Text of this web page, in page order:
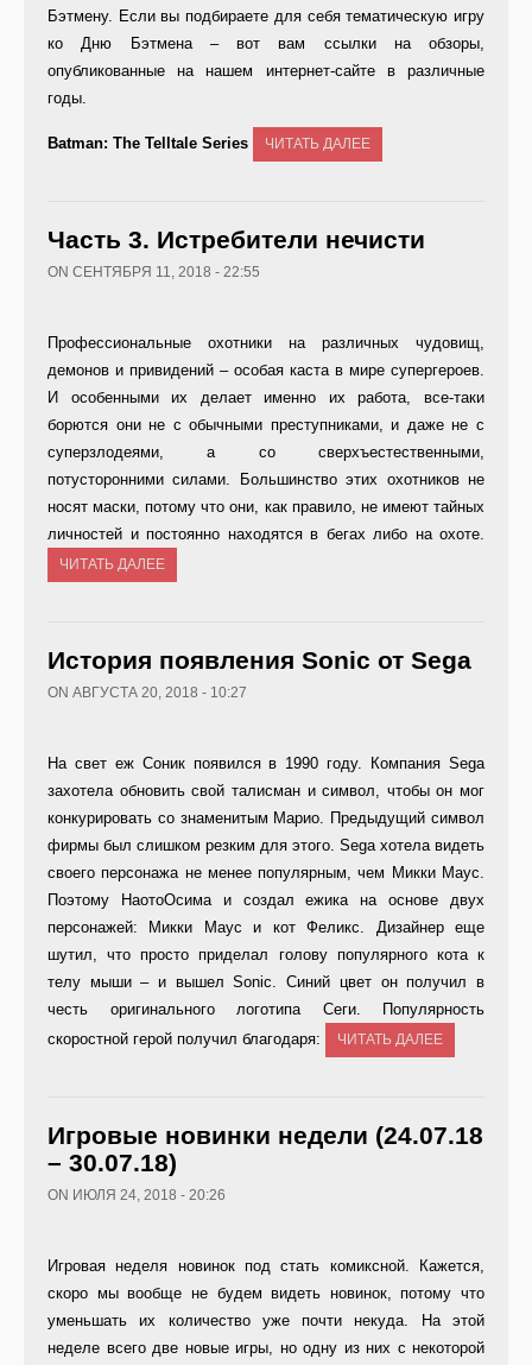
Бэтмену. Если вы подбираете для себя тематическую игру
ко Дню Бэтмена – вот вам ссылки на обзоры,
опубликованные на нашем интернет-сайте в различные
годы.
Batman: The Telltale Series ЧИТАТЬ ДАЛЕЕ
Часть 3. Истребители нечисти
ON СЕНТЯБРЯ 11, 2018 - 22:55
Профессиональные охотники на различных чудовищ,
демонов и привидений – особая каста в мире супергероев.
И особенными их делает именно их работа, все-таки
борются они не с обычными преступниками, и даже не с
суперзлодеями, а со сверхъестественными,
потусторонними силами. Большинство этих охотников не
носят маски, потому что они, как правило, не имеют тайных
личностей и постоянно находятся в бегах либо на охоте.
ЧИТАТЬ ДАЛЕЕ
История появления Sonic от Sega
ON АВГУСТА 20, 2018 - 10:27
На свет еж Соник появился в 1990 году. Компания Sega
захотела обновить свой талисман и символ, чтобы он мог
конкурировать со знаменитым Марио. Предыдущий символ
фирмы был слишком резким для этого. Sega хотела видеть
своего персонажа не менее популярным, чем Микки Маус.
Поэтому НаотоОсима и создал ежика на основе двух
персонажей: Микки Маус и кот Феликс. Дизайнер еще
шутил, что просто приделал голову популярного кота к
телу мыши – и вышел Sonic. Синий цвет он получил в
честь оригинального логотипа Сеги. Популярность
скоростной герой получил благодаря:
ЧИТАТЬ ДАЛЕЕ
Игровые новинки недели (24.07.18
– 30.07.18)
ON ИЮЛЯ 24, 2018 - 20:26
Игровая неделя новинок под стать комиксной. Кажется,
скоро мы вообще не будем видеть новинок, потому что
уменьшать их количество уже почти некуда. На этой
неделе всего две новые игры, но одну из них с некоторой